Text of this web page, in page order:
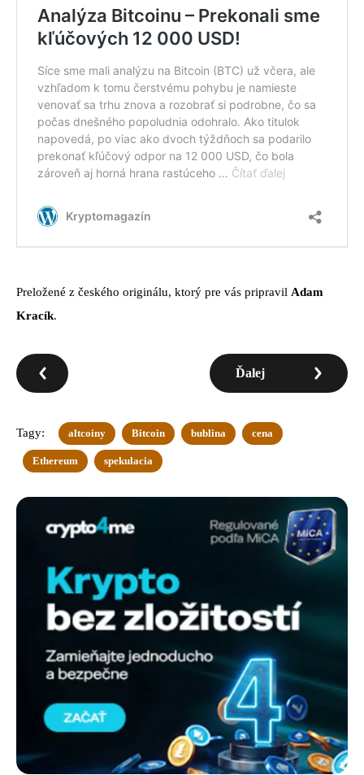
Preložené z českého originálu, ktorý pre vás pripravil Adam
Kracík.
Ďalej
Tagy: altcoiny Bitcoin bublina cena
Ethereum spekulacia